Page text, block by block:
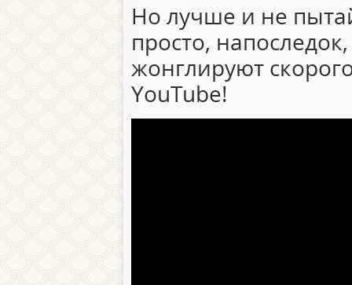
Но лучше и не
просто,
жонглируют
YouTube!